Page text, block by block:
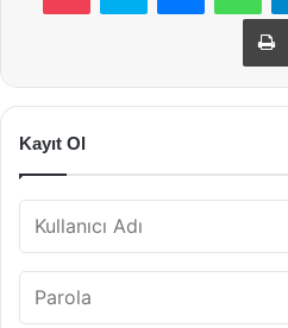
Kayıt Ol